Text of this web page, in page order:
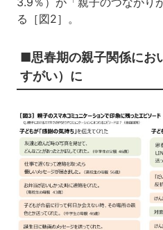
る［図2］。
■思春期の親子関係にお
すがい）に